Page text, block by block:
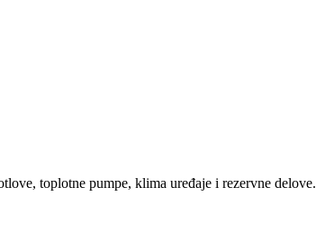
toplotne pumpe, klima uređaje i rezervne delove.